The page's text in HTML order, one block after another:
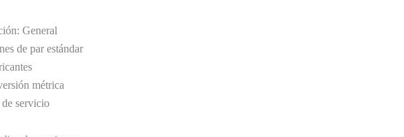
General
de par estándar
métrica
servicio